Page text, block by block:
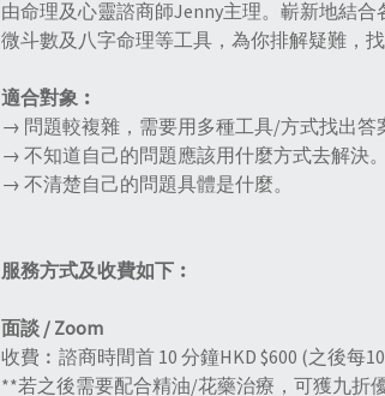
由命理及心靈諮商師Jenny主理。嶄新地結
微斗數及八字命理等工具，為你排解疑難，
適合對象︰
→ 問題較複雜，需要用多種工具/方式找出答
→ 不知道自己的問題應該用什麼方式去解決。
→ 不清楚自己的問題具體是什麼。
服務方式及收費如下︰
面談 / Zoom
收費︰諮商時間首 10 分鐘HKD $600 (之後每
**若之後需要配合精油/花藥治療，可獲九折